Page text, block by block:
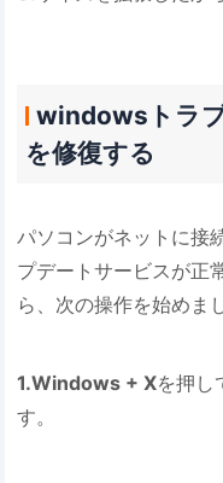
windowsトラ
を修復する
パソコンがネットに接
プデートサービスが正
ら、次の操作を始めま
1.Windows + Xを押し
す。